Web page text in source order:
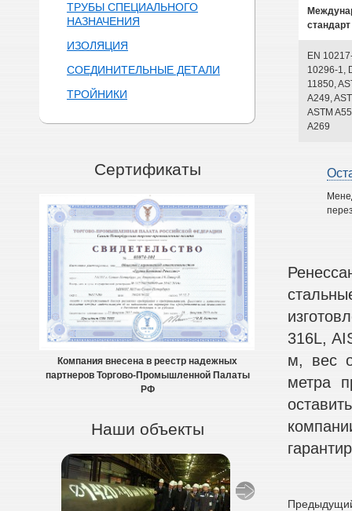
ТРУБЫ СПЕЦИАЛЬНОГО
НАЗНАЧЕНИЯ
ИЗОЛЯЦИЯ
СОЕДИНИТЕЛЬНЫЕ ДЕТАЛИ
ТРОЙНИКИ
Сертификаты
Компания внесена в реестр надежных
партнеров Торгово-Промышленной Палаты
РФ
Наши объекты
стандарт
EN
10296-1,
11850,
A249,
ASTM
A269
316L,
м, вес
метра